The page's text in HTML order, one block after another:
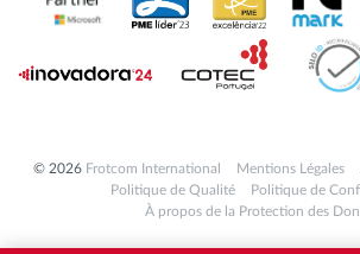
© 2026 Frotcom International Mentions Légales
Politique de Qualité
Politique de
À propos de la Protection des